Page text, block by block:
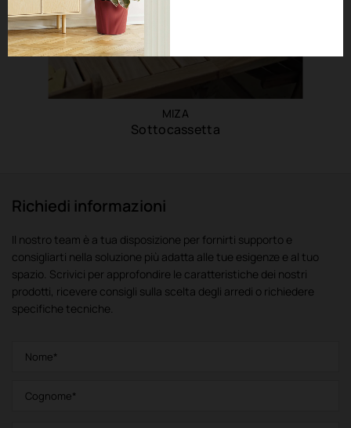
MIZA
Sottocassetta
Richiedi informazioni
Il nostro team è a tua disposizione per fornirti supporto e
consigliarti nella soluzione più adatta alle tue esigenze e al tuo
spazio. Scrivici per approfondire le caratteristiche dei nostri
prodotti, ricevere consigli sulla scelta degli arredi o richiedere
specifiche tecniche.